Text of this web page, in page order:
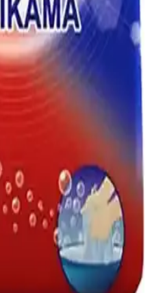
Özellikleri ve
avantajları ve
ürün seçimi hakkında
Onaylı Elde
L
için dermatolojik onaylı el
cildi nemlendirir, pH
çözücü güç sağlar, elleri
yöntemleri ile
malzemeler kullanarak
temizlemenize olanak tanır.
hijyen ve sürdürülebilirlik